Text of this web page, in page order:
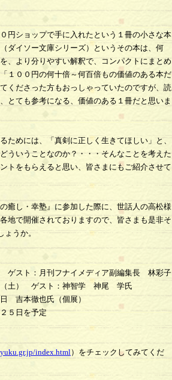
円ショップで手に入れたという１冊の小さな本
ダイソー文庫シリーズ）というその本は、何
、より分りやすい解釈で、コンパクトにまとめ
１００円の何十倍～何百倍もの価値のある本だ
くださった方もおっしゃっていたのですが、読
とても参考になる、価値のある１冊だと思いま
めには、「真剣に正しく生きてほしい」と、
ういうことなのか？・・・そんなことを考えた
トをもらえると思い、皆さまにもご紹介させて
癒し・幸塾』に参加した際に、世話人の高松様
地で開催されておりますので、皆さまも是非そ
ょうか。
ゲスト：月刊フナイメディア副編集長 林彩子
（土） ゲスト：神智学 神尾 学氏
吉本徹也氏（個展）
２５日を予定
index.html）をチェックしてみてくだ